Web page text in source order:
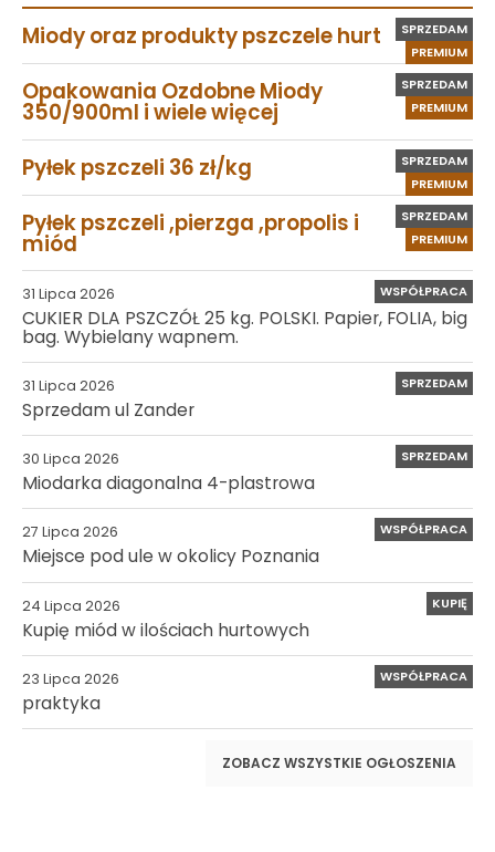
PREMIUM
SPRZEDAM
Miody oraz produkty pszczele hurt
PREMIUM
SPRZEDAM
Opakowania Ozdobne Miody
350/900ml i wiele więcej
PREMIUM
SPRZEDAM
Pyłek pszczeli 36 zł/kg
PREMIUM
SPRZEDAM
Pyłek pszczeli ,pierzga ,propolis i
miód
31 Lipca 2026 WSPÓŁPRACA
CUKIER DLA PSZCZÓŁ 25 kg. POLSKI. Papier, FOLIA, big
bag. Wybielany wapnem.
31 Lipca 2026 SPRZEDAM
Sprzedam ul Zander
30 Lipca 2026 SPRZEDAM
Miodarka diagonalna 4-plastrowa
27 Lipca 2026 WSPÓŁPRACA
Miejsce pod ule w okolicy Poznania
24 Lipca 2026 KUPIĘ
Kupię miód w ilościach hurtowych
23 Lipca 2026 WSPÓŁPRACA
praktyka
ZOBACZ WSZYSTKIE OGŁOSZENIA